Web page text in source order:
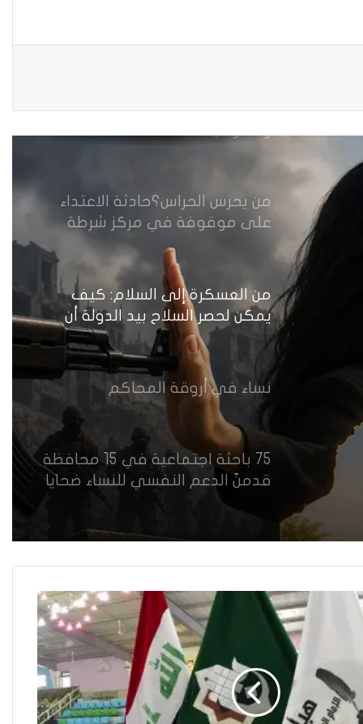
مقاهي النساء في العراق استراحة
من يحرس الحراس؟حادثة الاعتداء
على موقوفة في مركز شرطة
النهضة تضع وزارة الداخلية العراقية
أمام اختبار حماية النساء واستعادة
الثقة
من العسكرة إلى السلام: كيف
يمكن لحصر السلاح بيد الدولة أن
يعزز تنفيذ القرار 1325 في العراق؟
نساء في أروقة المحاكم
75 باحثة اجتماعية في 15 محافظة
قدمنّ الدعم النفسي للنساء ضحايا
العنف في العراق
العراقية تكسر القيد نحو فضاء
الحرية